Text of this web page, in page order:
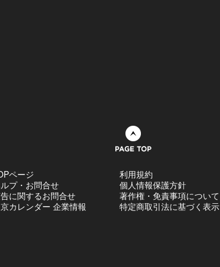
ページ
プ・お問合せ
に関するお問合せ
カレンダー 企業情報
利用規約
個人情報保護方針
著作権・免責事項について
特定商取引法に基づく表示